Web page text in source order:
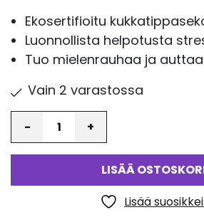
Ekosertifioitu
Luonnollista helpotusta
Tuo mielenrauhaa ja
Vain 2 varastossa
LISÄÄ
Lisää